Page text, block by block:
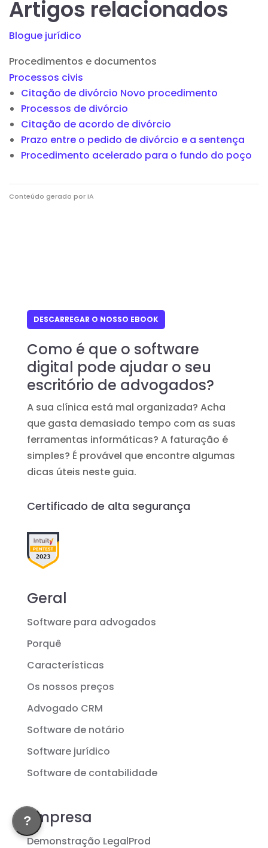
Artigos relacionados
Blogue jurídico
Procedimentos e documentos
Processos civis
Citação de divórcio Novo procedimento
Processos de divórcio
Citação de acordo de divórcio
Prazo entre o pedido de divórcio e a sentença
Procedimento acelerado para o fundo do poço
Conteúdo gerado por IA
DESCARREGAR O NOSSO EBOOK
Como é que o software
digital pode ajudar o seu
escritório de advogados?
A sua clínica está mal organizada? Acha
que gasta demasiado tempo com as suas
ferramentas informáticas? A faturação é
simples? É provável que encontre algumas
dicas úteis neste guia.
Certificado de alta segurança
Geral
Software para advogados
Porquê
Características
Os nossos preços
Advogado CRM
Software de notário
Software jurídico
Software de contabilidade
Empresa
Demonstração LegalProd
?